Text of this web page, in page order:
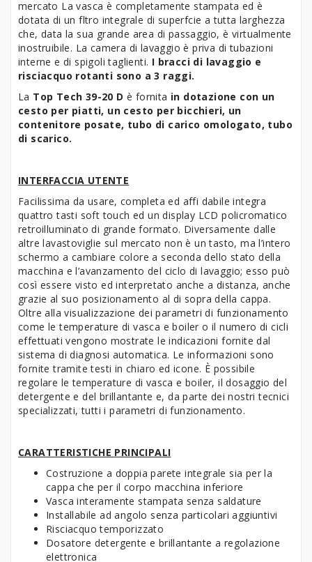
mercato La vasca è completamente stampata ed è
dotata di un fltro integrale di superfcie a tutta larghezza
che, data la sua grande area di passaggio, è virtualmente
inostruibile. La camera di lavaggio è priva di tubazioni
interne e di spigoli taglienti. I bracci di lavaggio e
risciacquo rotanti sono a 3 raggi.
La Top Tech 39-20 D è fornita in dotazione con un
cesto per piatti, un cesto per bicchieri, un
contenitore posate, tubo di carico omologato, tubo
di scarico.
INTERFACCIA UTENTE
Facilissima da usare, completa ed affi dabile integra
quattro tasti soft touch ed un display LCD policromatico
retroilluminato di grande formato. Diversamente dalle
altre lavastoviglie sul mercato non è un tasto, ma l’intero
schermo a cambiare colore a seconda dello stato della
macchina e l’avanzamento del ciclo di lavaggio; esso può
così essere visto ed interpretato anche a distanza, anche
grazie al suo posizionamento al di sopra della cappa.
Oltre alla visualizzazione dei parametri di funzionamento
come le temperature di vasca e boiler o il numero di cicli
effettuati vengono mostrate le indicazioni fornite dal
sistema di diagnosi automatica. Le informazioni sono
fornite tramite testi in chiaro ed icone. È possibile
regolare le temperature di vasca e boiler, il dosaggio del
detergente e del brillantante e, da parte dei nostri tecnici
specializzati, tutti i parametri di funzionamento.
CARATTERISTICHE PRINCIPALI
Costruzione a doppia parete integrale sia per la
cappa che per il corpo macchina inferiore
Vasca interamente stampata senza saldature
Installabile ad angolo senza particolari aggiuntivi
Risciacquo temporizzato
Dosatore detergente e brillantante a regolazione
elettronica